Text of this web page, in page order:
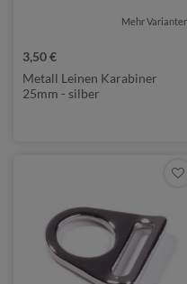
Mehr
3,50 €
Metall Leinen Karabiner
25mm - silber